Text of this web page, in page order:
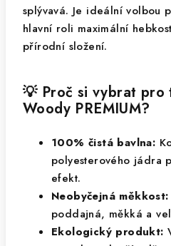
splývavá. Je ideální volbou
hlavní roli maximální
přírodní složení.
💡 Proč si vybrat pro
Woody PREMIUM?
100% čistá bavlna:
polyesterového jádra
efekt.
Neobyčejná měkkost:
poddajná, měkká a
Ekologický produkt: